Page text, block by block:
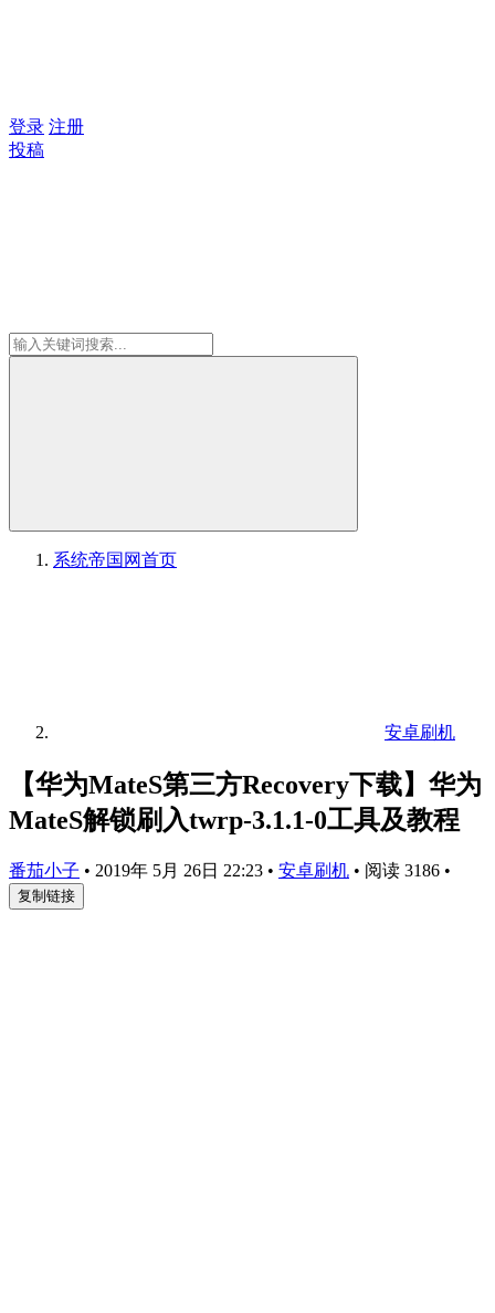
登录 注册
投稿
系统帝国网首页
安卓刷机
【华为MateS第三方Recovery下载】华为
MateS解锁刷入twrp-3.1.1-0工具及教程
番茄小子 • 2019年 5月 26日 22:23 • 安卓刷机 • 阅读 3186 •
复制链接